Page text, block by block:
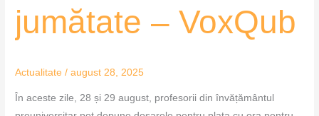
jumătate – VoxQub
Actualitate /august 28, 2025
În aceste zile, 28 și 29 august, profesorii din învățământul